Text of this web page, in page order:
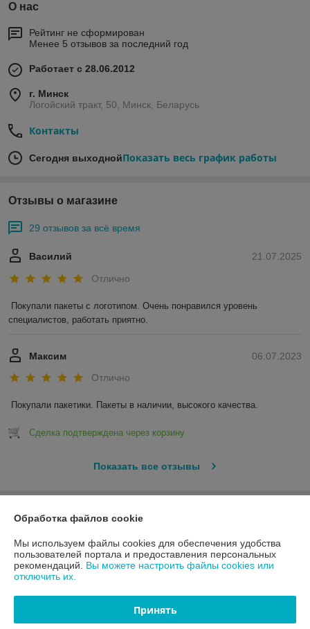
О нас
Рейтинг не сформирован
Менее 5 отзывов за последний год
Работает с 28.06.2012
г. Минск
Логойский тракт, 50, Минск, Беларусь
Контакты
Сегодня выходнойПоказать весь график работы
Отзывы о магазине
29 отзывов за всё время
21.07.2025
Василий
Отлично
Покупали пакеты с логотипом. Очень понравился уровень
специалистов, работать приятно.
06.07.2023
Максим
Отлично
Покупали пакетики. Пакеты в наличии, высокого качества.
Сделка подтверждена через корзину
Показать все отзывы
О нас
Контакты
Доставка и оплата
Обработка файлов cookie
Мы используем файлы cookies для обеспечения удобства
пользователей портала и предоставления персональных
рекомендаций. Вы можете настроить файлы cookies или
отключить их.
Принять